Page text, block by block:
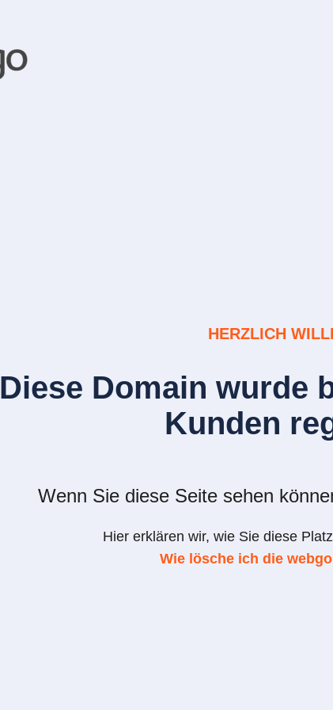
HERZLICH
Diese Domain wurde
Kunden
Wenn Sie diese Seite sehen
Hier erklären wir, wie Sie diese
Wie lösche ich die